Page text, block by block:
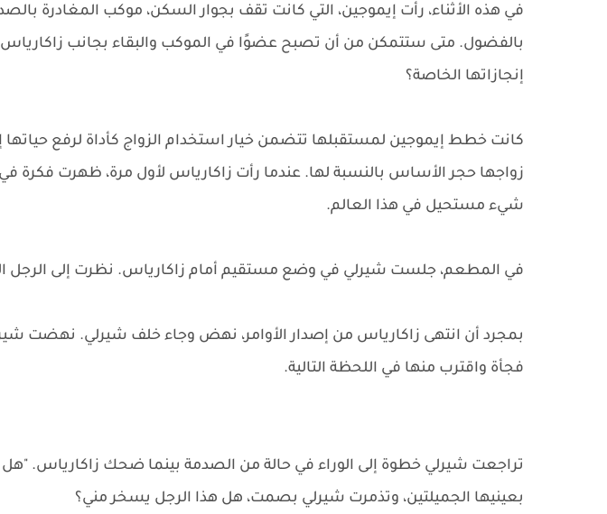
في هذه الأثناء، رأت إيموجين، التي كانت تقف بجوار السكن، موكب المغادرة
بالفضول. متى ستتمكن من أن تصبح عضوًا في الموكب والبقاء بجانب زاكارياس،
إنجازاتها الخاصة؟
كانت خطط إيموجين لمستقبلها تتضمن خيار استخدام الزواج كأداة لرفع حياتها
زواجها حجر الأساس بالنسبة لها. عندما رأت زاكارياس لأول مرة، ظهرت فكرة
شيء مستحيل في هذا العالم.
في المطعم، جلست شيرلي في وضع مستقيم أمام زاكارياس. نظرت إلى الرجل
بمجرد أن انتهى زاكارياس من إصدار الأوامر، نهض وجاء خلف شيرلي. نهضت
فجأة واقترب منها في اللحظة التالية.
تراجعت شيرلي خطوة إلى الوراء في حالة من الصدمة بينما ضحك زاكارياس.
بعينيها الجميلتين، وتذمرت شيرلي بصمت، هل هذا الرجل يسخر مني؟